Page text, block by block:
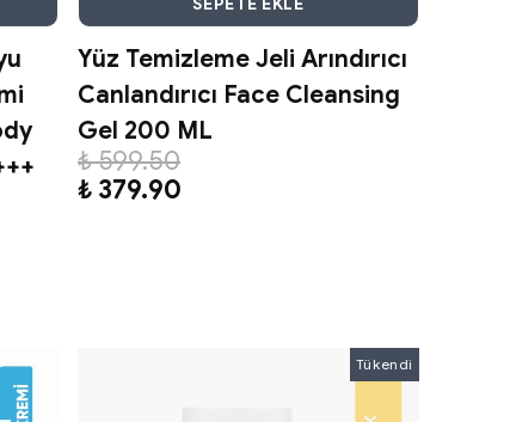
Yüz Temizleme Jeli Arındırıcı
Canlandırıcı Face Cleansing
Gel 200 ML
₺ 599.50
₺ 379.90
Tükendi